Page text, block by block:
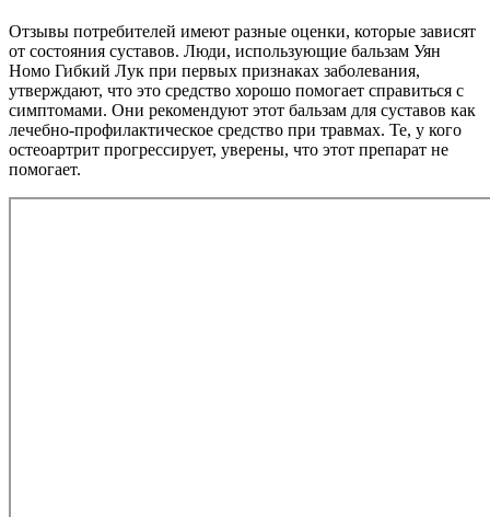
Отзывы потребителей имеют разные оценки, которые зависят
от состояния суставов. Люди, использующие бальзам Уян
Номо Гибкий Лук при первых признаках заболевания,
утверждают, что это средство хорошо помогает справиться с
симптомами. Они рекомендуют этот бальзам для суставов как
лечебно-профилактическое средство при травмах. Те, у кого
остеоартрит прогрессирует, уверены, что этот препарат не
помогает.